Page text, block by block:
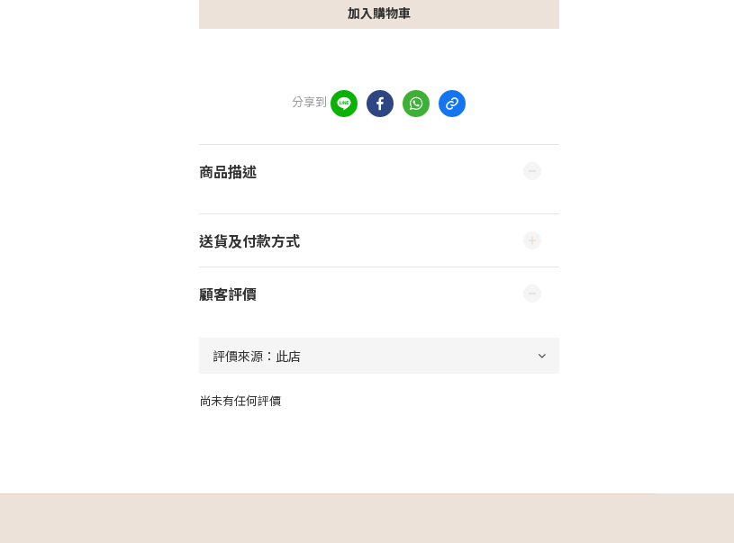
加入購物車
分享到
商品描述
送貨及付款方式
顧客評價
尚未有任何評價